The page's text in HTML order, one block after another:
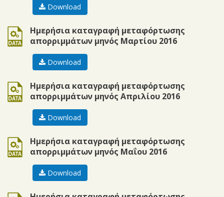
Download
Ημερήσια καταγραφή μεταφόρτωσης
απορριμμάτων μηνός Μαρτίου 2016
ods
Download
Ημερήσια καταγραφή μεταφόρτωσης
απορριμμάτων μηνός Απριλίου 2016
ods
Download
Ημερήσια καταγραφή μεταφόρτωσης
απορριμμάτων μηνός Μαΐου 2016
ods
Download